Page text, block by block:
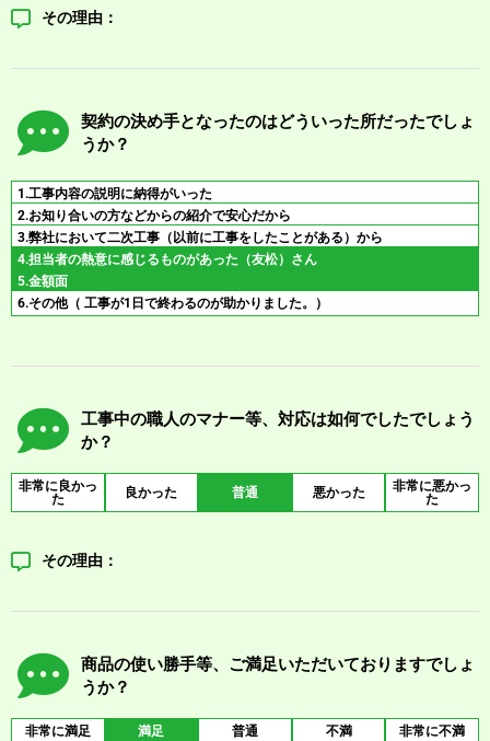
その理由：
契約の決め手となったのはどういった所だったでしょ
うか？
1.工事内容の説明に納得がいった
2.お知り合いの方などからの紹介で安心だから
3.弊社において二次工事（以前に工事をしたことがある）から
4.担当者の熱意に感じるものがあった（友松）さん
5.金額面
6.その他（ 工事が1日で終わるのが助かりました。）
工事中の職人のマナー等、対応は如何でしたでしょう
か？
非常に良かっ
た
良かった 普通 悪かった
非常に悪かっ
た
その理由：
商品の使い勝手等、ご満足いただいておりますでしょ
うか？
非常に満足 満足 普通 不満 非常に不満